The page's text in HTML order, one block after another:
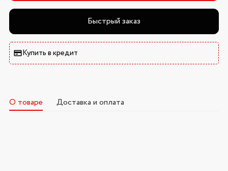
Быстрый заказ
Купить в кредит
О товаре Доставка и оплата